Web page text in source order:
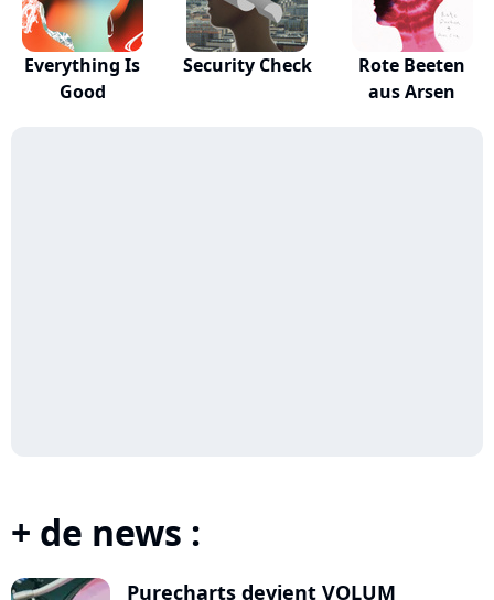
Everything Is
Good
Security Check
Rote Beeten
aus Arsen
+ de news :
Purecharts devient VOLUM